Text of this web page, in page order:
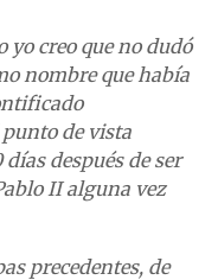
yo creo que no dudó
nombre que había
punto de vista
después de ser
II alguna vez
precedentes, de